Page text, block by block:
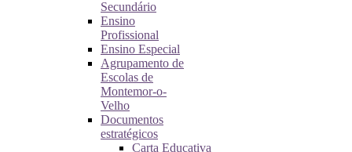
Secundário
Ensino
Profissional
Ensino Especial
Agrupamento de
Escolas de
Montemor-o-
Velho
Documentos
estratégicos
Carta Educativa